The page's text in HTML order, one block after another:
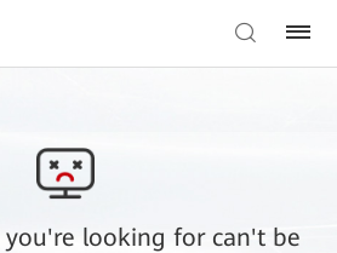
you're looking for can't be